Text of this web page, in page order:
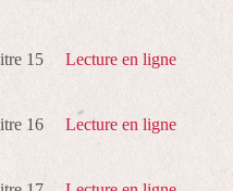
15 Lecture en ligne
16 Lecture en ligne